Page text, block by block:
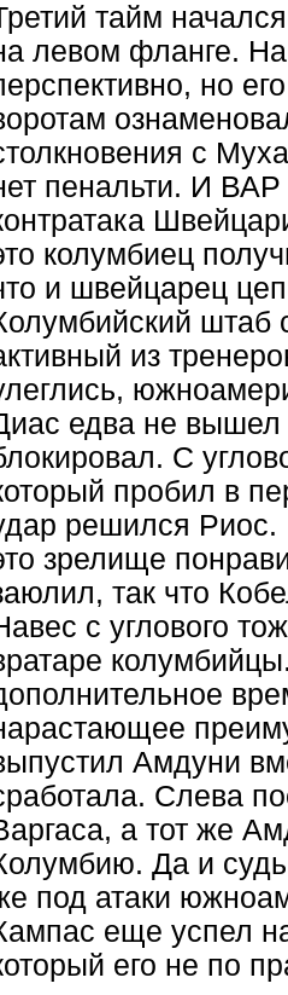
тайм
левом фланге.
но
с
пенальти. И ВАР
колумбиец
и швейцарец
штаб
из
едва не
С
пробил в
решился Риос.
зрелище
так что
с углового
Амдуни
Слева
а тот же
Да и
под атаки
еще успел
его не по